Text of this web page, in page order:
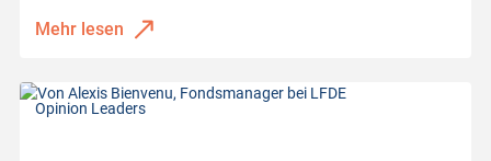
Mehr lesen
Opinion Leaders